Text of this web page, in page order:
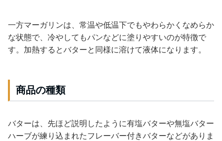
一方マーガリンは、常温や低温下でもやわらかくなめらか
な状態で、冷やしてもパンなどに塗りやすいのが特徴で
す。加熱するとバターと同様に溶けて液体になります。
商品の種類
バターは、先ほど説明したように有塩バターや無塩バター
ハーブが練り込まれたフレーバー付きバターなどがありま